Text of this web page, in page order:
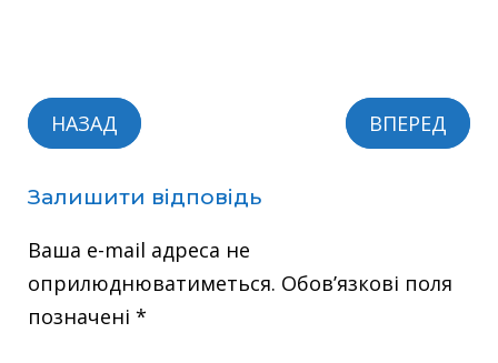
НАЗАД ВПЕРЕД
Залишити відповідь
Ваша e-mail адреса не
оприлюднюватиметься. Обов’язкові поля
позначені *